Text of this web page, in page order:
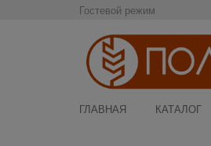
Гостевой режим
ГЛАВНАЯ КАТАЛОГ